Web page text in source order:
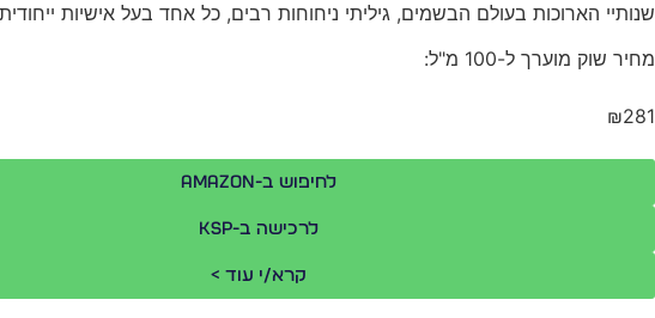
שנותיי הארוכות בעולם הבשמים, גיליתי ניחוחות רבים, כל אחד בעל אישיות
מחיר שוק מוערך ל-100 מ"ל:
₪281
לחיפוש ב-Amazon
לרכישה ב-KSP
קרא/י עוד >